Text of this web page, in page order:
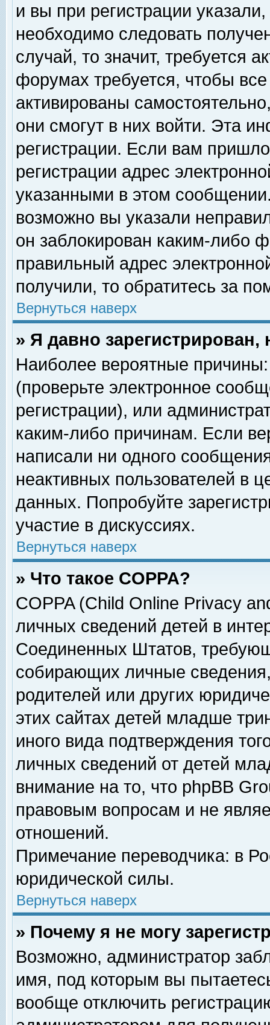
и вы при регистрации
необходимо следовать
случай, то значит, требуется
форумах требуется, чтобы
активированы
они смогут в них войти. Эта
регистрации. Если вам
регистрации адрес
указанными в этом
возможно вы указали
он заблокирован каким-либо
правильный адрес
получили, то обратитесь за
Вернуться наверх
» Я давно
Наиболее вероятные
(проверьте электронное
регистрации), или
каким-либо причинам. Если
написали ни одного
неактивных пользователей в
данных. Попробуйте
участие в дискуссиях.
Вернуться наверх
» Что такое COPPA?
COPPA (Child Online Privacy
личных сведений детей в
Соединенных Штатов,
собирающих личные
родителей или других
этих сайтах детей младше
иного вида подтверждения
личных сведений от детей
внимание на то, что phpBB
правовым вопросам и не
отношений.
Примечание переводчика: в
юридической силы.
Вернуться наверх
» Почему я не могу
Возможно, администратор
имя, под которым вы
вообще отключить